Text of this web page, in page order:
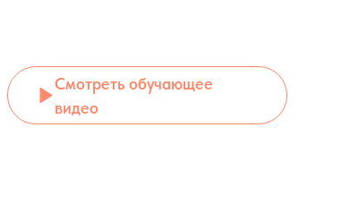
Смотреть обучающее
видео